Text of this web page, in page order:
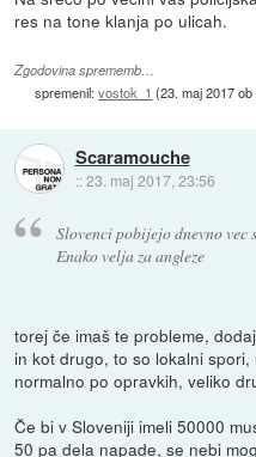
res na tone klanja po ulicah.
Zgodovina sprememb…
spremenil:vostok_1 (23. maj 2017
Scaramouche
::23. maj 2017, 23:56
Slovenci pobijejo dnevno vec
Enako velja za angleze
torej če imaš te probleme,
in kot drugo, to so lokalni
normalno po opravkih, veliko
Če bi v Sloveniji imeli 50000
50 pa dela napade, se nebi